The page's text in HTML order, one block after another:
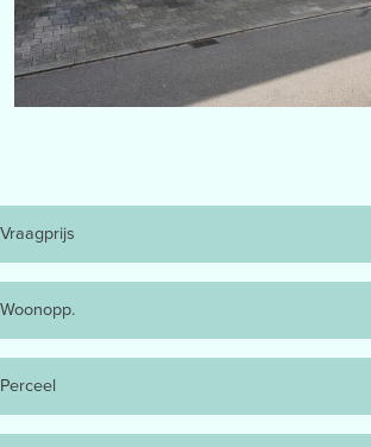
Vraagprijs
Woonopp.
Perceel